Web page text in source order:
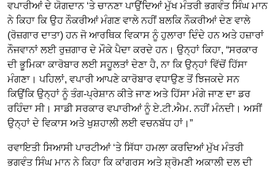
ਵਪਾਰੀਆਂ ਦੇ ਯੋਗਦਾਨ ‘ਤੇ ਚਾਨਣਾ ਪਾਉਂਦਿਆਂ ਮੁੱਖ ਮੰਤਰੀ ਭਗਵੰਤ ਸਿੰਘ ਮਾਨ
ਨੇ ਕਿਹਾ ਕਿ ਉਹ ਨੌਕਰੀਆਂ ਮੰਗਣ ਵਾਲੇ ਨਹੀਂ ਬਲਕਿ ਨੌਕਰੀਆਂ ਦੇਣ ਵਾਲੇ
(ਰੋਜ਼ਗਾਰ ਦਾਤਾ) ਹਨ ਜੋ ਆਰਥਿਕ ਵਿਕਾਸ ਨੂੰ ਹੁਲਾਰਾ ਦਿੰਦੇ ਹਨ ਅਤੇ ਹਜ਼ਾਰਾਂ
ਨੌਜਵਾਨਾਂ ਲਈ ਰੁਜ਼ਗਾਰ ਦੇ ਮੌਕੇ ਪੈਦਾ ਕਰਦੇ ਹਨ। ਉਨ੍ਹਾਂ ਕਿਹਾ, “ਸਰਕਾਰ
ਦੀ ਭੂਮਿਕਾ ਕਾਰੋਬਾਰ ਲਈ ਸਹੂਲਤਾਂ ਦੇਣਾ ਹੈ, ਨਾ ਕਿ ਉਨ੍ਹਾਂ ਵਿੱਚੋਂ ਹਿੱਸਾ
ਮੰਗਣਾ। ਪਹਿਲਾਂ, ਵਪਾਰੀ ਆਪਣੇ ਕਾਰੋਬਾਰ ਵਧਾਉਣ ਤੋਂ ਝਿਜਕਦੇ ਸਨ
ਕਿਉਂਕਿ ਉਨ੍ਹਾਂ ਨੂੰ ਤੰਗ-ਪ੍ਰੇਸ਼ਾਨ ਕੀਤੇ ਜਾਣ ਅਤੇ ਹਿੱਸਾ ਮੰਗੇ ਜਾਣ ਦਾ ਡਰ
ਰਹਿੰਦਾ ਸੀ। ਸਾਡੀ ਸਰਕਾਰ ਵਪਾਰੀਆਂ ਨੂੰ ਏ.ਟੀ.ਐਮ. ਨਹੀਂ ਮੰਨਦੀ। ਅਸੀਂ
ਉਨ੍ਹਾਂ ਦੇ ਵਿਕਾਸ ਅਤੇ ਖੁਸ਼ਹਾਲੀ ਲਈ ਵਚਨਬੱਧ ਹਾਂ।”
ਰਵਾਇਤੀ ਸਿਆਸੀ ਪਾਰਟੀਆਂ ‘ਤੇ ਸਿੱਧਾ ਹਮਲਾ ਕਰਦਿਆਂ ਮੁੱਖ ਮੰਤਰੀ
ਭਗਵੰਤ ਸਿੰਘ ਮਾਨ ਨੇ ਕਿਹਾ ਕਿ ਕਾਂਗਰਸ ਅਤੇ ਸ਼੍ਰੋਮਣੀ ਅਕਾਲੀ ਦਲ ਦੀ